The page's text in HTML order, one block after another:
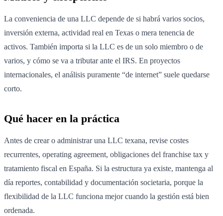
La conveniencia de una LLC depende de si habrá varios socios,
inversión externa, actividad real en Texas o mera tenencia de
activos. También importa si la LLC es de un solo miembro o de
varios, y cómo se va a tributar ante el IRS. En proyectos
internacionales, el análisis puramente “de internet” suele quedarse
corto.
Qué hacer en la práctica
Antes de crear o administrar una LLC texana, revise costes
recurrentes, operating agreement, obligaciones del franchise tax y
tratamiento fiscal en España. Si la estructura ya existe, mantenga al
día reportes, contabilidad y documentación societaria, porque la
flexibilidad de la LLC funciona mejor cuando la gestión está bien
ordenada.